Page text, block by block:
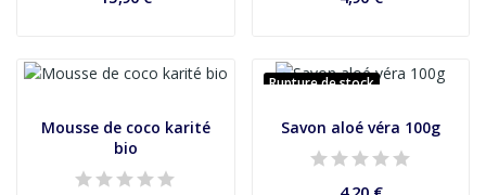
Mousse de coco karité
bio
Rupture de stock
Savon aloé véra 100g